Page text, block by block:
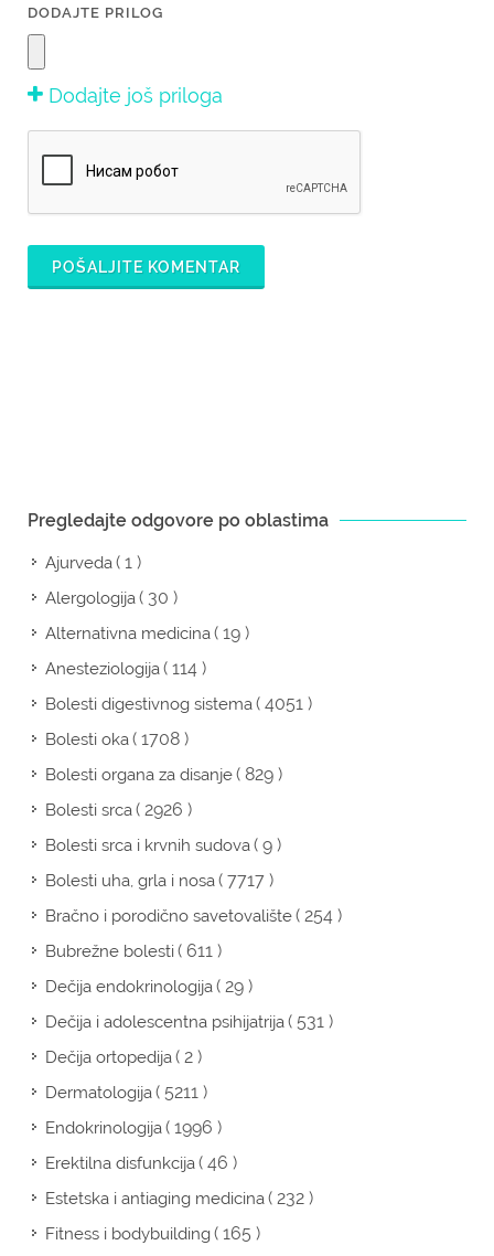
DODAJTE PRILOG
Dodajte još priloga
POŠALJITE KOMENTAR
Pregledajte odgovore po oblastima
Ajurveda( 1 )
Alergologija( 30 )
Alternativna medicina( 19 )
Anesteziologija( 114 )
Bolesti digestivnog sistema( 4051 )
Bolesti oka( 1708 )
Bolesti organa za disanje( 829 )
Bolesti srca( 2926 )
Bolesti srca i krvnih sudova( 9 )
Bolesti uha, grla i nosa( 7717 )
Bračno i porodično savetovalište( 254 )
Bubrežne bolesti( 611 )
Dečija endokrinologija( 29 )
Dečija i adolescentna psihijatrija( 531 )
Dečija ortopedija( 2 )
Dermatologija( 5211 )
Endokrinologija( 1996 )
Erektilna disfunkcija( 46 )
Estetska i antiaging medicina( 232 )
Fitness i bodybuilding( 165 )